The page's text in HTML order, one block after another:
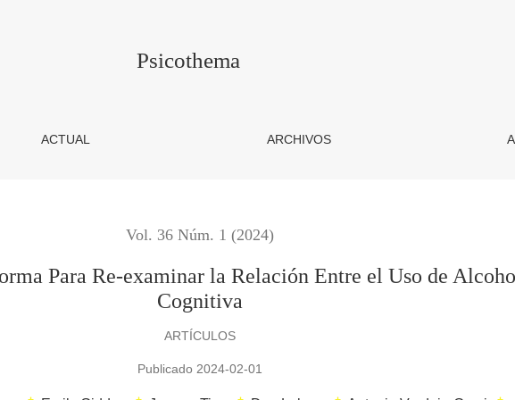
la Relación Entre el Uso de Alcohol y la Desinhibición Cognitiva
Psicothema
ACTUAL ARCHIVOS
Vol. 36 Núm. 1 (2024)
Para Re-examinar la Relación Entre el Uso de
Cognitiva
ARTÍCULOS
Publicado 2024-02-01